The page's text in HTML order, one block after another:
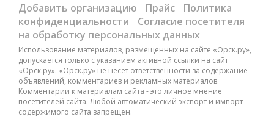
Добавить организацию
Прайс
Политика
конфиденциальности
Согласие посетителя
на обработку персональных данных
Использование материалов, размещенных на сайте «Орск.ру»,
допускается только с указанием активной ссылки на сайт
«Орск.ру». «Орск.ру» не несет ответственности за содержание
объявлений, комментариев и рекламных материалов.
Комментарии к материалам сайта - это личное мнение
посетителей сайта. Любой автоматический экспорт и импорт
содержимого сайта запрещен.